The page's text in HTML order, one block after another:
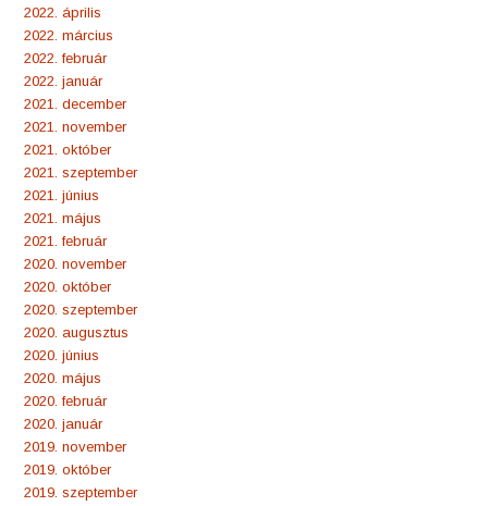
2022. április
2022. március
2022. február
2022. január
2021. december
2021. november
2021. október
2021. szeptember
2021. június
2021. május
2021. február
2020. november
2020. október
2020. szeptember
2020. augusztus
2020. június
2020. május
2020. február
2020. január
2019. november
2019. október
2019. szeptember